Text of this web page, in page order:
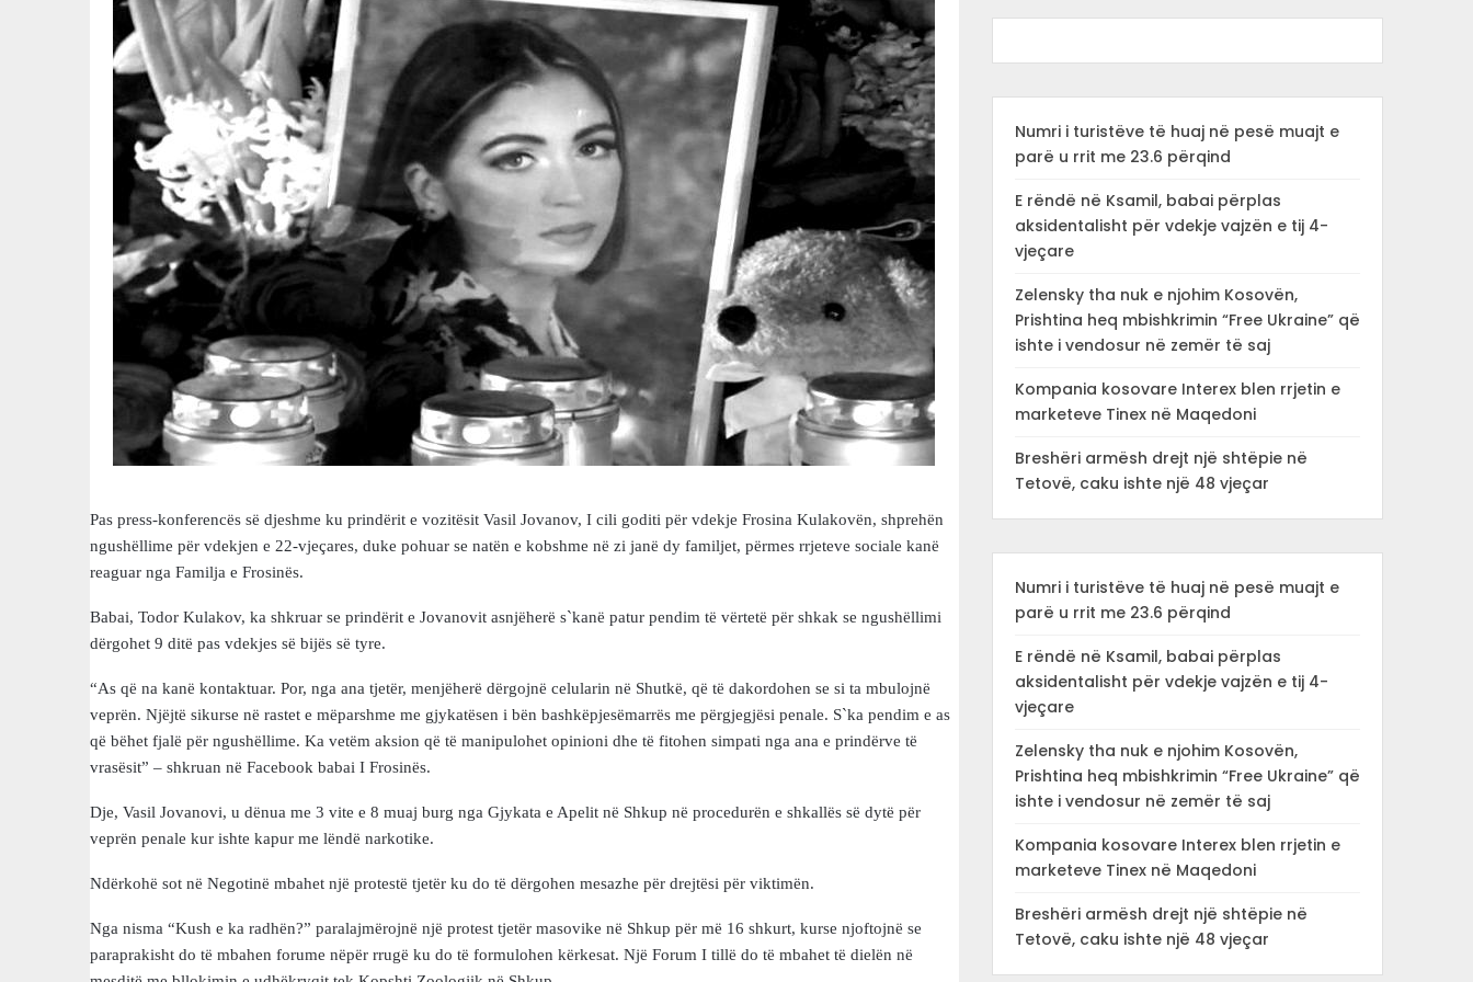
Pas press-konferencës së djeshme ku prindërit e vozitësit Vasil Jovanov, I cili goditi për vdekje Frosina Kulakovën, shprehën
ngushëllime për vdekjen e 22-vjeçares, duke pohuar se natën e kobshme në zi janë dy familjet, përmes rrjeteve sociale kanë
reaguar nga Familja e Frosinës.
Babai, Todor Kulakov, ka shkruar se prindërit e Jovanovit asnjëherë s`kanë patur pendim të vërtetë për shkak se ngushëllimi
dërgohet 9 ditë pas vdekjes së bijës së tyre.
“As që na kanë kontaktuar. Por, nga ana tjetër, menjëherë dërgojnë celularin në Shutkë, që të dakordohen se si ta mbulojnë
veprën. Njëjtë sikurse në rastet e mëparshme me gjykatësen i bën bashkëpjesëmarrës me përgjegjësi penale. S`ka pendim e as
që bëhet fjalë për ngushëllime. Ka vetëm aksion që të manipulohet opinioni dhe të fitohen simpati nga ana e prindërve të
vrasësit” – shkruan në Facebook babai I Frosinës.
Dje, Vasil Jovanovi, u dënua me 3 vite e 8 muaj burg nga Gjykata e Apelit në Shkup në procedurën e shkallës së dytë për
veprën penale kur ishte kapur me lëndë narkotike.
Ndërkohë sot në Negotinë mbahet një protestë tjetër ku do të dërgohen mesazhe për drejtësi për viktimën.
Nga nisma “Kush e ka radhën?” paralajmërojnë një protest tjetër masovike në Shkup për më 16 shkurt, kurse njoftojnë se
paraprakisht do të mbahen forume nëpër rrugë ku do të formulohen kërkesat. Një Forum I tillë do të mbahet të dielën në
Numri i turistëve të huaj në pesë muajt e
parë u rrit me 23.6 përqind
E rëndë në Ksamil, babai përplas
aksidentalisht për vdekje vajzën e tij 4-
vjeçare
Zelensky tha nuk e njohim Kosovën,
Prishtina heq mbishkrimin “Free Ukraine” që
ishte i vendosur në zemër të saj
Kompania kosovare Interex blen rrjetin e
marketeve Tinex në Maqedoni
Breshëri armësh drejt një shtëpie në
Tetovë, caku ishte një 48 vjeçar
Numri i turistëve të huaj në pesë muajt e
parë u rrit me 23.6 përqind
E rëndë në Ksamil, babai përplas
aksidentalisht për vdekje vajzën e tij 4-
vjeçare
Zelensky tha nuk e njohim Kosovën,
Prishtina heq mbishkrimin “Free Ukraine” që
ishte i vendosur në zemër të saj
Kompania kosovare Interex blen rrjetin e
marketeve Tinex në Maqedoni
Breshëri armësh drejt një shtëpie në
Tetovë, caku ishte një 48 vjeçar